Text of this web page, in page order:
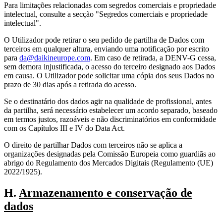
Para limitações relacionadas com segredos comerciais e propriedade
intelectual, consulte a secção "Segredos comerciais e propriedade
intelectual".
O Utilizador pode retirar o seu pedido de partilha de Dados com
terceiros em qualquer altura, enviando uma notificação por escrito
para da@daikineurope.com. Em caso de retirada, a DENV-G cessa,
sem demora injustificada, o acesso do terceiro designado aos Dados
em causa. O Utilizador pode solicitar uma cópia dos seus Dados no
prazo de 30 dias após a retirada do acesso.
Se o destinatário dos dados agir na qualidade de profissional, antes
da partilha, será necessário estabelecer um acordo separado, baseado
em termos justos, razoáveis e não discriminatórios em conformidade
com os Capítulos III e IV do Data Act.
O direito de partilhar Dados com terceiros não se aplica a
organizações designadas pela Comissão Europeia como guardiãs ao
abrigo do Regulamento dos Mercados Digitais (Regulamento (UE)
2022/1925).
H. Armazenamento e conservação de
dados